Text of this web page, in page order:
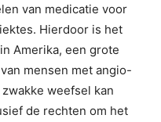
van medicatie voor
Hierdoor is het
Amerika, een grote
mensen met angio-
weefsel kan
de rechten om het